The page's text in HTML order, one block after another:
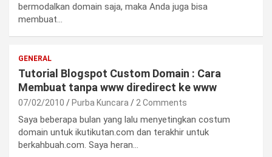
bermodalkan domain saja, maka Anda juga bisa
membuat…
GENERAL
Tutorial Blogspot Custom Domain : Cara
Membuat tanpa www diredirect ke www
07/02/2010 Purba Kuncara 2 Comments
Saya beberapa bulan yang lalu menyetingkan costum
domain untuk ikutikutan.com dan terakhir untuk
berkahbuah.com. Saya heran…